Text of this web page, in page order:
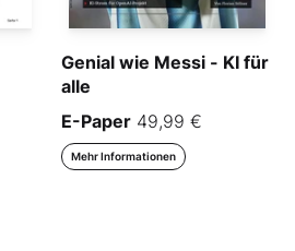
Genial wie Messi - KI für
alle
E-Paper 49,99 €
Mehr Informationen